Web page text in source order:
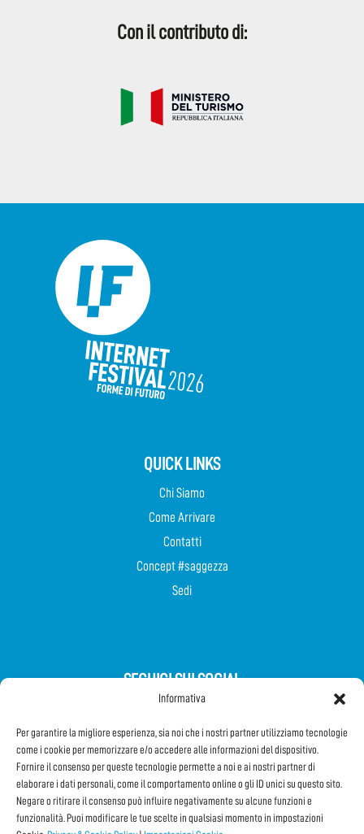
Informativa
Per garantire la migliore esperienza, sia noi che i nostri partner utilizziamo tecnologie
come i cookie per memorizzare e/o accedere alle informazioni del dispositivo.
Fornire il consenso per queste tecnologie permette a noi e ai nostri partner di
elaborare i dati personali, come il comportamento online o gli ID unici su questo sito.
Negare o ritirare il consenso può influire negativamente su alcune funzioni e
funzionalità. Puoi modificare le tue scelte in qualsiasi momento in impostazioni
Con il contributo di:
QUICK LINKS
Chi Siamo
Come Arrivare
Contatti
Concept #saggezza
Sedi
SEGUICI SUI SOCIAL
Iscriviti alla Newsletter